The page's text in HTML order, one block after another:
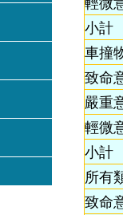
小計
車撞
致命
嚴重
輕微
小計
所有
致命